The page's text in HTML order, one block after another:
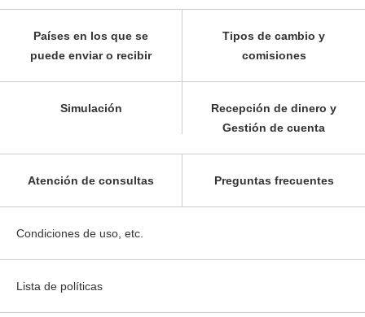
Países en los que se
puede enviar o recibir
Tipos de cambio y
comisiones
Simulación
Recepción de dinero y
Gestión de cuenta
Atención de consultas Preguntas frecuentes
Condiciones de uso, etc.
Lista de políticas